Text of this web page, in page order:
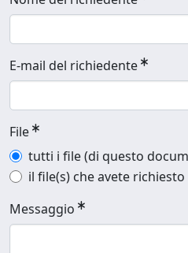
E-mail del richiedente
File
tutti i file (di questo
il file(s) che avete richiesto
Messaggio